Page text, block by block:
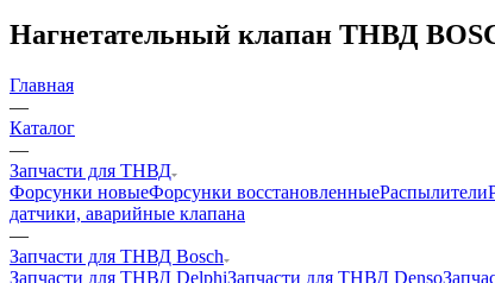
Нагнетательный клапан ТНВД
Главная
—
Каталог
—
Запчасти для ТНВД
Форсунки новыеФорсунки восстановленныеРаспылители
датчики, аварийные клапана
—
Запчасти для ТНВД Bosch
Запчасти для ТНВД DelphiЗапчасти для ТНВД Denso